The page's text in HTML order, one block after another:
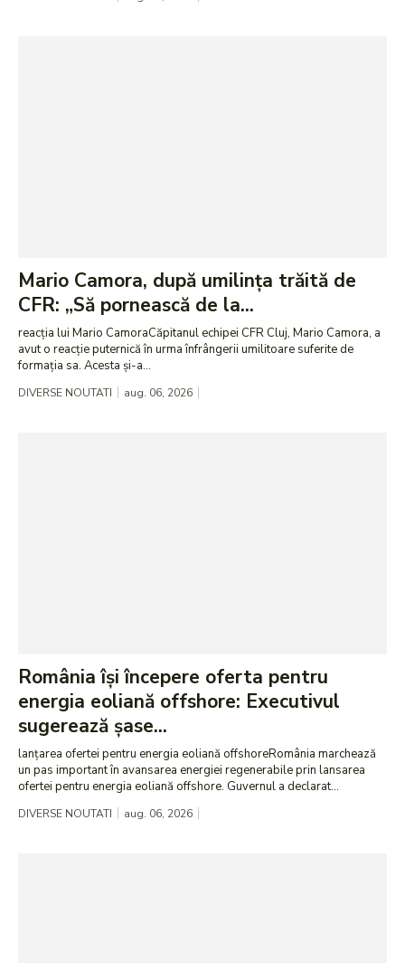
Mario Camora, după umilința trăită de
CFR: „Să pornească de la...
reacția lui Mario CamoraCăpitanul echipei CFR Cluj, Mario Camora, a
avut o reacție puternică în urma înfrângerii umilitoare suferite de
formația sa. Acesta și-a...
DIVERSE NOUTATI aug. 06, 2026
România își începere oferta pentru
energia eoliană offshore: Executivul
sugerează șase...
lanțarea ofertei pentru energia eoliană offshoreRomânia marchează
un pas important în avansarea energiei regenerabile prin lansarea
ofertei pentru energia eoliană offshore. Guvernul a declarat...
DIVERSE NOUTATI aug. 06, 2026